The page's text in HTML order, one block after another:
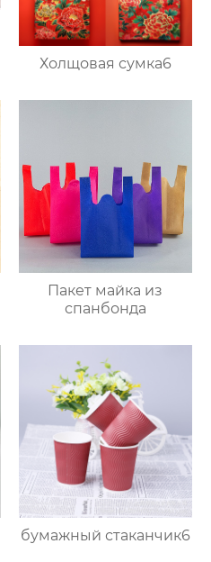
Холщовая сумка6
Пакет майка из
спанбонда
бумажный стаканчик6